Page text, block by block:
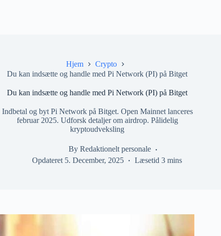
Hjem
Crypto
Du kan indsætte og handle med Pi Network (PI) på Bitget
Du kan indsætte og handle med Pi Network (PI) på Bitget
Indbetal og byt Pi Network på Bitget. Open Mainnet lanceres
februar 2025. Udforsk detaljer om airdrop. Pålidelig
kryptoudveksling
By Redaktionelt personale
Opdateret 5. December, 2025 Læsetid 3 mins